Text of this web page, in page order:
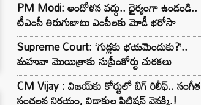
PM Modi: ఆందోళన వద్దు.. ధైర్యంగా ఉండండి..
టీఎంసీ తిరుగుబాటు ఎంపీలకు మోడీ భరోసా
Supreme Court: ‘గుడ్లకు భయమెందుకు?’..
మహువా మొయిత్రాకు సుప్రీంకోర్టు చురకలు
CM Vijay : విజయ్‌కు కోర్టులో బిగ్ రిలీఫ్.. సంగీత
సంచలన నిర్ణయం, విడాకుల పిటిషన్ వెనక్కి.!